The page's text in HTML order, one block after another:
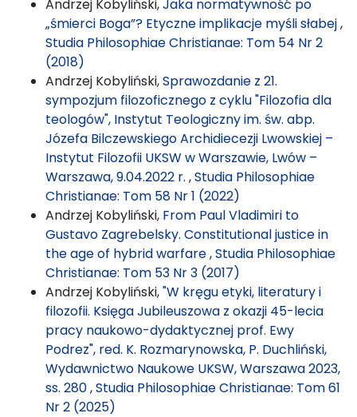
Andrzej Kobyliński,Jaka normatywność po
„śmierci Boga”? Etyczne implikacje myśli słabej,
Studia Philosophiae Christianae: Tom 54 Nr 2
(2018)
Andrzej Kobyliński,Sprawozdanie z 21.
sympozjum filozoficznego z cyklu "Filozofia dla
teologów", Instytut Teologiczny im. św. abp.
Józefa Bilczewskiego Archidiecezji Lwowskiej –
Instytut Filozofii UKSW w Warszawie, Lwów –
Warszawa, 9.04.2022 r. ,Studia Philosophiae
Christianae: Tom 58 Nr 1 (2022)
Andrzej Kobyliński, From Paul Vladimiri to
Gustavo Zagrebelsky. Constitutional justice in
the age of hybrid warfare,Studia Philosophiae
Christianae: Tom 53 Nr 3 (2017)
Andrzej Kobyliński,"W kręgu etyki, literatury i
filozofii. Księga Jubileuszowa z okazji 45-lecia
pracy naukowo-dydaktycznej prof. Ewy
Podrez", red. K. Rozmarynowska, P. Duchliński,
Wydawnictwo Naukowe UKSW, Warszawa 2023,
ss. 280,Studia Philosophiae Christianae: Tom 61
Nr 2 (2025)